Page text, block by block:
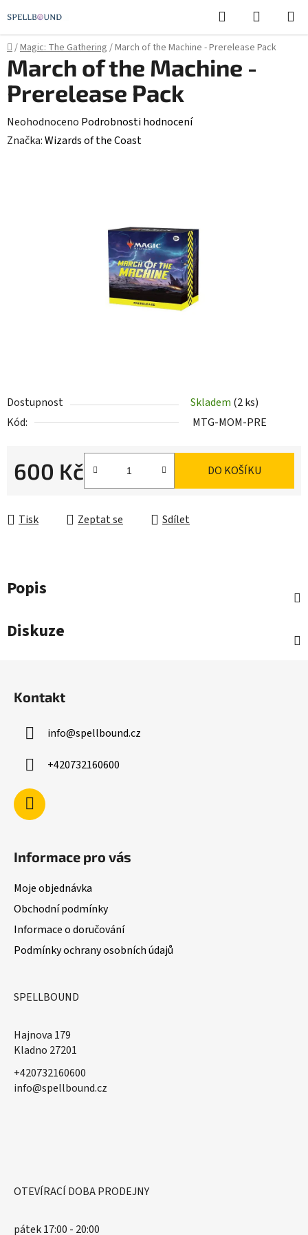
na
obsah
Hledat
KOŠÍK
Domů
/Magic: The Gathering /March of the Machine - Prerelease Pack
Dostupnost Skladem (2 ks)
Kód:
MTG-MOM-PRE
600 Kč DO KOŠÍKU
Tisk Zeptat se Sdílet
March of the Machine -
Prerelease Pack
Průměrné
hodnocení
Neohodnoceno Podrobnosti hodnocení
Značka:Wizards of the Coast
Popis
Diskuze
Kontakt
info@spellbound.cz
+420732160600
Informace pro vás
Moje objednávka
Obchodní podmínky
Informace o doručování
Podmínky ochrany osobních údajů
SPELLBOUND
Hajnova 179
Kladno 27201
+420732160600
​info@spellbound.cz
OTEVÍRACÍ DOBA PRODEJNY
pátek 17:00 - 20:00